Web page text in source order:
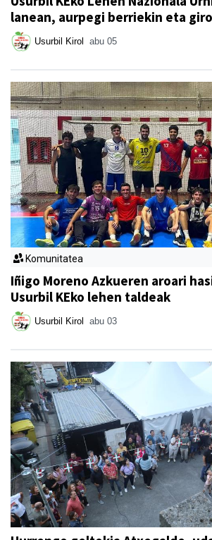
lanean, aurpegi berriekin eta
Usurbil Kirol abu 05
Komunitatea
Iñigo Moreno Azkueren aroari
Usurbil KEko lehen taldeak
Usurbil Kirol abu 03